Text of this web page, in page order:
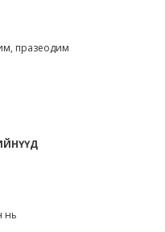
празеодим
нь